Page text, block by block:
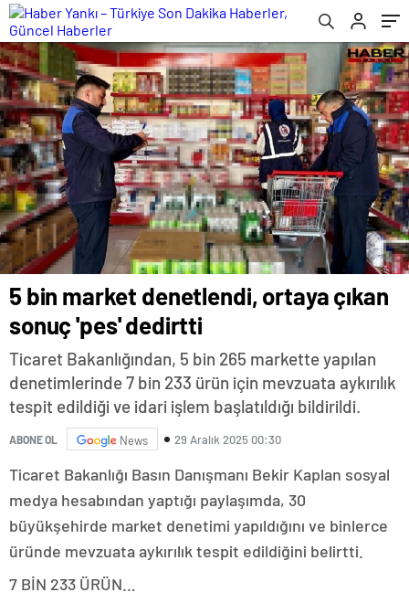
5 bin market denetlendi, ortaya çıkan
sonuç 'pes' dedirtti
Ticaret Bakanlığından, 5 bin 265 markette yapılan
denetimlerinde 7 bin 233 ürün için mevzuata aykırılık
tespit edildiği ve idari işlem başlatıldığı bildirildi.
ABONE OL News 29 Aralık 2025 00:30
Ticaret Bakanlığı Basın Danışmanı Bekir Kaplan sosyal
medya hesabından yaptığı paylaşımda, 30
büyükşehirde market denetimi yapıldığını ve binlerce
üründe mevzuata aykırılık tespit edildiğini belirtti.
7 BİN 233 ÜRÜN…